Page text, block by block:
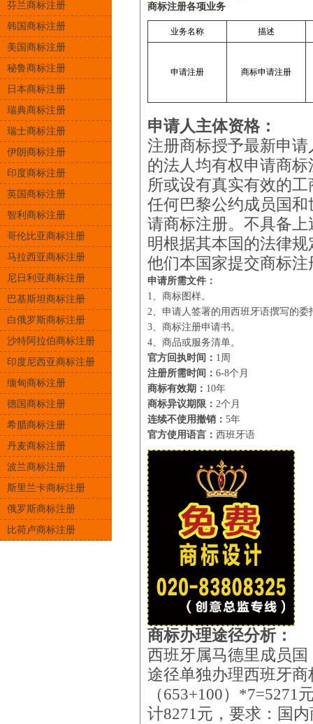
芬兰商标注册
韩国商标注册
美国商标注册
秘鲁商标注册
日本商标注册
瑞典商标注册
瑞士商标注册
伊朗商标注册
印度商标注册
英国商标注册
智利商标注册
哥伦比亚商标注册
马拉西亚商标注册
尼日利亚商标注册
巴基斯坦商标注册
白俄罗斯商标注册
沙特阿拉伯商标注册
印度尼西亚商标注册
缅甸商标注册
德国商标注册
希腊商标注册
丹麦商标注册
波兰商标注册
斯里兰卡商标注册
俄罗斯商标注册
比荷卢商标注册
商标注册各项业务
业务名称 描述
申请注册 商标申请注册
申请人主体资格：
注册商标授予最新申
的法人均有权申请商
所或设有真实有效的
任何巴黎公约成员国
请商标注册。不具备
明根据其本国的法律
他们本国家提交商标注
申请所需文件：
1、商标图样。
2、申请人签署的用西班牙语撰写的委
3、商标注册申请书。
4、商品或服务清单。
官方回执时间： 1周
注册所需时间： 6-8个月
商标有效期： 10年
商标异议期限： 2个月
连续不使用撤销： 5年
官方使用语言： 西班牙语
商标办理途径分析：
西班牙属马德里成员
途径单独办理西班牙
（653+100）*7=5271
计8271元，要求：国